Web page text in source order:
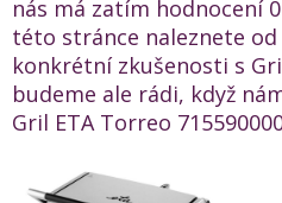
nás má zatím hodnocení
této stránce naleznete
konkrétní zkušenosti s
budeme ale rádi, když
Gril ETA Torreo